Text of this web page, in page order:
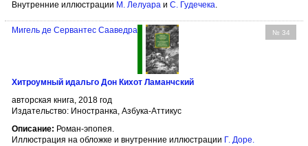
Внутренние иллюстрации М. Лелуара и C. Гудечека.
№ 34
Мигель де Сервантес Сааведра
Хитроумный идальго Дон Кихот Ламанчский
авторская книга, 2018 год
Издательство: Иностранка, Азбука-Аттикус
Описание: Роман-эпопея.
Иллюстрация на обложке и внутренние иллюстрации Г. Доре.